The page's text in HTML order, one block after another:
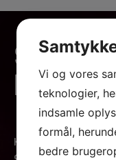
Kjellerups Torv 5
Vi og vores
teknologier,
indsamle
formål,
bedre